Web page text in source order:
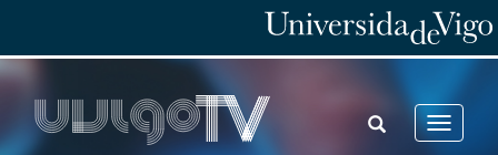
Toggle
TOGGLE
SEARCH